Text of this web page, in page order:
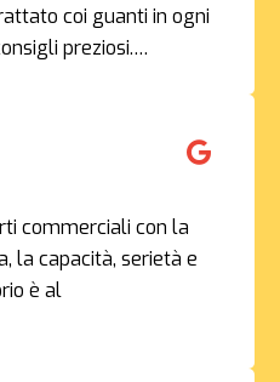
coi guanti in ogni
preziosi.…
commerciali con la
la capacità, serietà e
è al